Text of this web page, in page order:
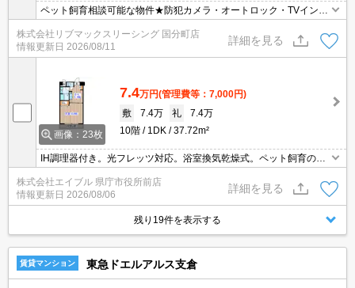
ペット飼育相談可能な物件★防犯カメラ・オートロック・TVインタ
ーホン付でセキュリティー面も安心！地下鉄南北線「勾当台公園
駅」徒歩13分！インターネット無料☆仙台中心部まで自転車圏内！
株式会社リブマックスリーシング 国分町店
情報更新日 2026/08/11
詳細を見る
画像：23枚
7.4万円(管理費等：7,000円)
敷
7.4万 礼
7.4万
10階
1DK 37.72m²
IH調理器付き。光フレッツ対応。浴室換気乾燥式。ペット飼育の場
合、敷金3ヶ月。エントランスオートロック。宅配ボックスあり。
温水洗浄便座付き。保証会社加入要(初回保証料賃料の50%、更新保
証料10%)。
株式会社エイブル 県庁市役所前店
情報更新日 2026/08/06
詳細を見る
残り19件を表示する
賃貸マンション 東急ドエルアルス支倉